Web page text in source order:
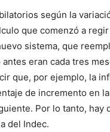
según la
que comenzó a
sistema, que
eran cada tres
que, por ejemplo, la
de incremento en
Por lo tanto, hay
del Indec.